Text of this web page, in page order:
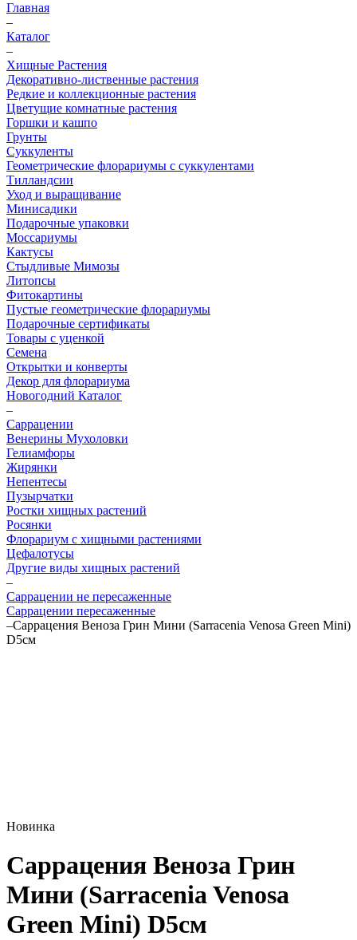
Главная
–
Каталог
–
Хищные Растения
Декоративно-лиственные растения
Редкие и коллекционные растения
Цветущие комнатные растения
Горшки и кашпо
Грунты
Суккуленты
Геометрические флорариумы с суккулентами
Тилландсии
Уход и выращивание
Минисадики
Подарочные упаковки
Моссариумы
Кактусы
Стыдливые Мимозы
Литопсы
Фитокартины
Пустые геометрические флорариумы
Подарочные сертификаты
Товары с уценкой
Семена
Открытки и конверты
Декор для флорариума
Новогодний Каталог
–
Саррацении
Венерины Мухоловки
Гелиамфоры
Жирянки
Непентесы
Пузырчатки
Ростки хищных растений
Росянки
Флорариум с хищными растениями
Цефалотусы
Другие виды хищных растений
–
Саррацении не пересаженные
Саррацении пересаженные
–Саррацения Веноза Грин Мини (Sarracenia Venosa Green Mini)
D5см
Новинка
Саррацения Веноза Грин
Мини (Sarracenia Venosa
Green Mini) D5см